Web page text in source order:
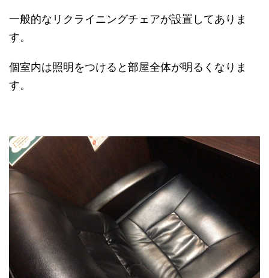
一般的なリクライニングチェアが設置してありま
す。
個室内は照明をつけると部屋全体が明るくなりま
す。